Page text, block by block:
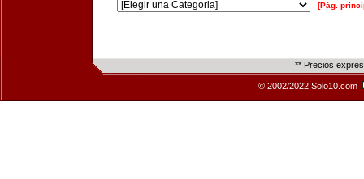
[Pág.
** Precios
© 2002/2022 Solo10.com